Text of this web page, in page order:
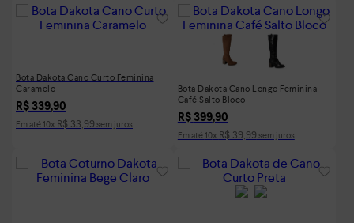
Bota Dakota Cano Curto Feminina
Caramelo
R$ 339,90
Em até 10x R$ 33,99 sem juros
Bota Dakota Cano Longo Feminina
Café Salto Bloco
R$ 399,90
Em até 10x R$ 39,99 sem juros